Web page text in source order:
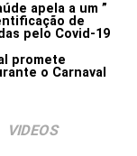
apela a um ”
de
pelo Covid-19
promete
o Carnaval
VIDEOS